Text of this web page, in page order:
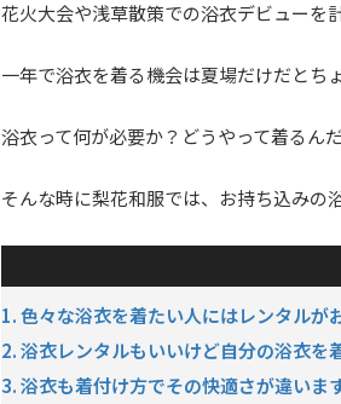
花火大会や浅草散策での浴衣デビューを
一年で浴衣を着る機会は夏場だけだとち
浴衣って何が必要か？どうやって着るん
そんな時に梨花和服では、お持ち込みの
1. 色々な浴衣を着たい人にはレンタルが
2. 浴衣レンタルもいいけど自分の浴衣を
3. 浴衣も着付け方でその快適さが違います